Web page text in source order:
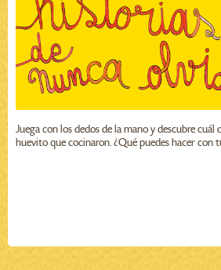
Juega con los dedos de la mano y descubre cuál
huevito que cocinaron. ¿Qué puedes hacer con